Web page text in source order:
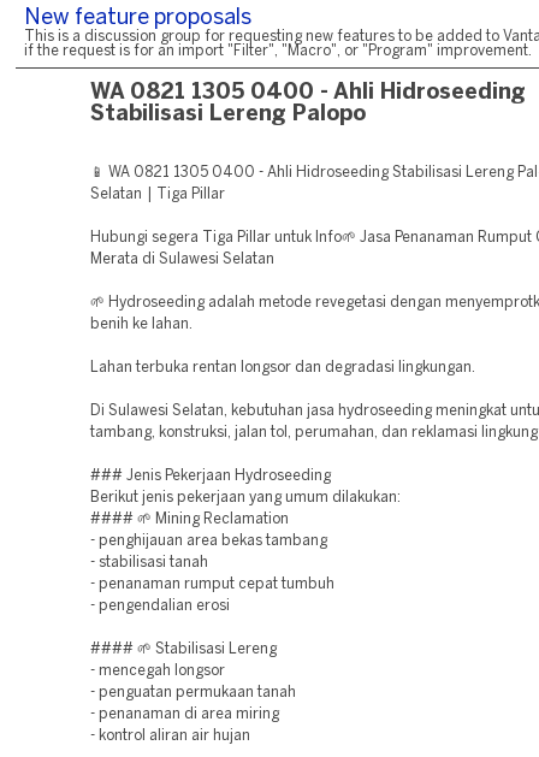
New feature proposals
This is a discussion group for requesting new features to be added to
if the request is for an import "Filter", "Macro", or "Program" improvement.
WA 0821 1305 0400 - Ahli Hidroseeding
Stabilisasi Lereng Palopo
📱 WA 0821 1305 0400 - Ahli Hidroseeding Stabilisasi Lereng
Selatan | Tiga Pillar
Hubungi segera Tiga Pillar untuk Info🌱 Jasa Penanaman Rumput
Merata di Sulawesi Selatan
🌱 Hydroseeding adalah metode revegetasi dengan
benih ke lahan.
Lahan terbuka rentan longsor dan degradasi lingkungan.
Di Sulawesi Selatan, kebutuhan jasa hydroseeding meningkat
tambang, konstruksi, jalan tol, perumahan, dan reklamasi
### Jenis Pekerjaan Hydroseeding
Berikut jenis pekerjaan yang umum dilakukan:
#### 🌱 Mining Reclamation
- penghijauan area bekas tambang
- stabilisasi tanah
- penanaman rumput cepat tumbuh
- pengendalian erosi
#### 🌱 Stabilisasi Lereng
- mencegah longsor
- penguatan permukaan tanah
- penanaman di area miring
- kontrol aliran air hujan